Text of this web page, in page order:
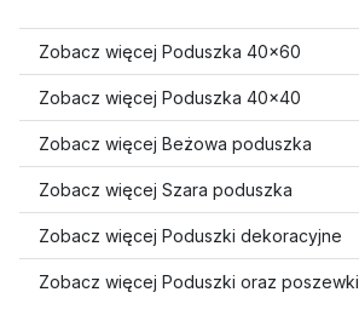
Zobacz więcej Poduszka 40x60
Zobacz więcej Poduszka 40x40
Zobacz więcej Beżowa poduszka
Zobacz więcej Szara poduszka
Zobacz więcej Poduszki dekoracyjne
Zobacz więcej Poduszki oraz poszewki